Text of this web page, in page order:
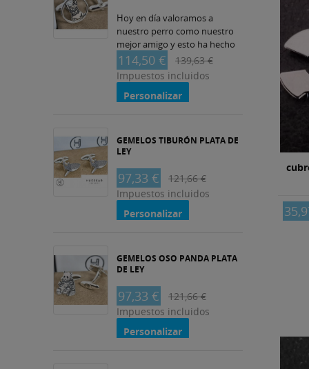
Hoy en día valoramos a
nuestro perro como nuestro
mejor amigo y esto ha hecho
que los gemelos de perros y
mascotas en plata de ley con
distintas...
114,50 €
139,63 €
Impuestos incluidos
Personalizar
GEMELOS TIBURÓN PLATA DE
LEY
97,33 €
121,66 €
Impuestos incluidos
Personalizar
GEMELOS OSO PANDA PLATA
DE LEY
97,33 €
121,66 €
Impuestos incluidos
Personalizar